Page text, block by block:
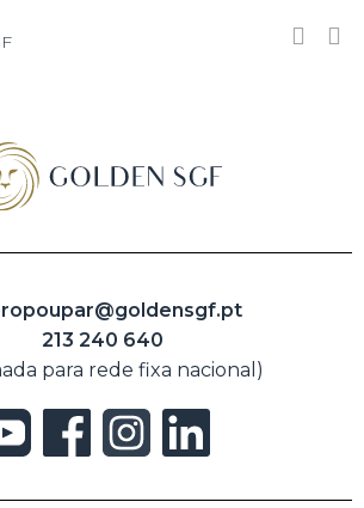
213 240 640
para rede fixa nacional)